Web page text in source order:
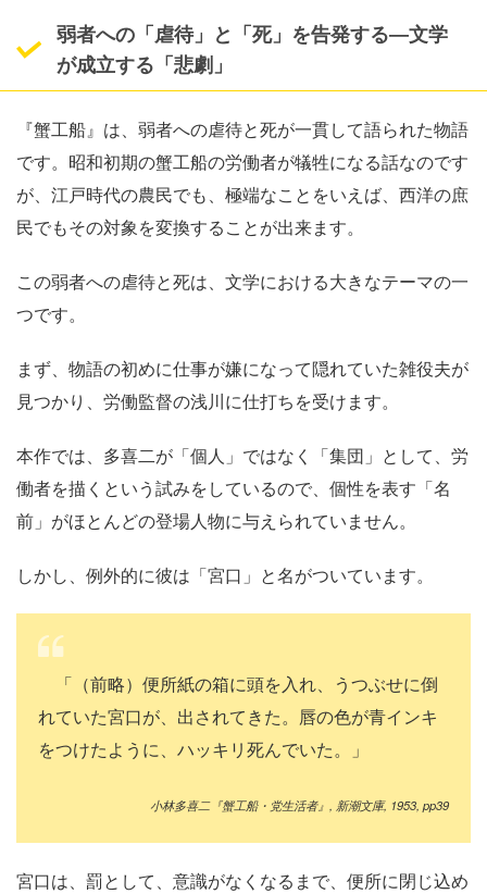
弱者への「虐待」と「死」を告発する―文学
が成立する「悲劇」
『蟹工船』は、弱者への虐待と死が一貫して語られた物語
です。昭和初期の蟹工船の労働者が犠牲になる話なのです
が、江戸時代の農民でも、極端なことをいえば、西洋の庶
民でもその対象を変換することが出来ます。
この弱者への虐待と死は、文学における大きなテーマの一
つです。
まず、物語の初めに仕事が嫌になって隠れていた雑役夫が
見つかり、労働監督の浅川に仕打ちを受けます。
本作では、多喜二が「個人」ではなく「集団」として、労
働者を描くという試みをしているので、個性を表す「名
前」がほとんどの登場人物に与えられていません。
しかし、例外的に彼は「宮口」と名がついています。
「（前略）便所紙の箱に頭を入れ、うつぶせに倒
れていた宮口が、出されてきた。唇の色が青インキ
をつけたように、ハッキリ死んでいた。」
小林多喜二『蟹工船・党生活者』 , 新潮文庫, 1953, pp39
宮口は、罰として、意識がなくなるまで、便所に閉じ込め